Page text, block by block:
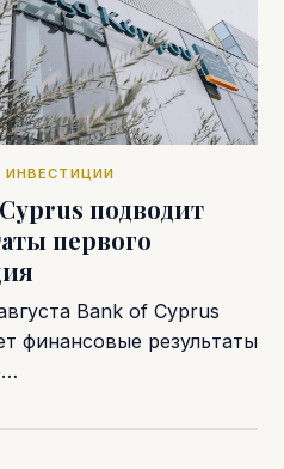
подводит
первого
Bank of Cyprus
финансовые результаты